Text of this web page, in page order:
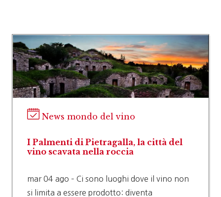
News mondo del vino
I Palmenti di Pietragalla, la città del
vino scavata nella roccia
mar 04 ago – Ci sono luoghi dove il vino non
si limita a essere prodotto: diventa